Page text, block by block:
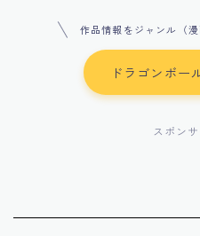
作品情報をジャンル（
ドラゴンボー
スポン